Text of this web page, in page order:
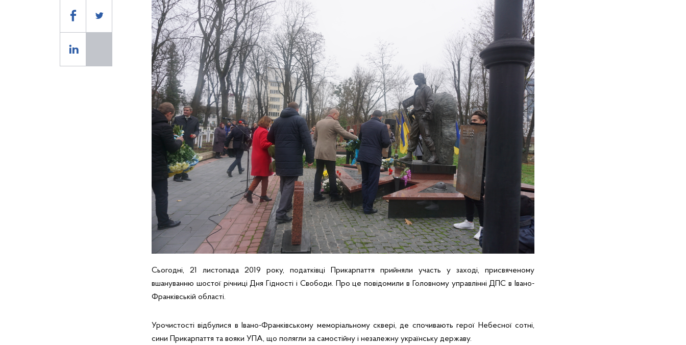
Сьогодні, 21 листопада 2019 року, податківці Прикарпаття прийняли участь у заході, присвяченому
вшануванню шостої річниці Дня Гідності і Свободи. Про це повідомили в Головному управлінні ДПС в Івано-
Франківській області.
Урочистості відбулися в Івано-Франківському меморіальному сквері, де спочивають герої Небесної сотні,
сини Прикарпаття та вояки УПА, що полягли за самостійну і незалежну українську державу.